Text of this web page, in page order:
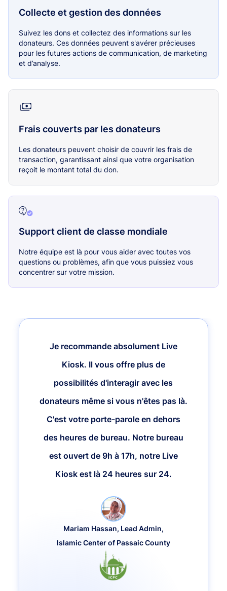
Collecte et gestion des données
Suivez les dons et collectez des informations sur les
donateurs. Ces données peuvent s'avérer précieuses
pour les futures actions de communication, de marketing
et d’analyse.
Frais couverts par les donateurs
Les donateurs peuvent choisir de couvrir les frais de
transaction, garantissant ainsi que votre organisation
reçoit le montant total du don.
Support client de classe mondiale
Notre équipe est là pour vous aider avec toutes vos
questions ou problèmes, afin que vous puissiez vous
concentrer sur votre mission.
Je recommande absolument Live
Kiosk. Il vous offre plus de
possibilités d'interagir avec les
donateurs même si vous n'êtes pas là.
C'est votre porte-parole en dehors
des heures de bureau. Notre bureau
est ouvert de 9h à 17h, notre Live
Kiosk est là 24 heures sur 24.
Mariam Hassan, Lead Admin,
Islamic Center of Passaic County